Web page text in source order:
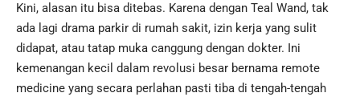
Kini, alasan itu bisa ditebas. Karena dengan Teal Wand, tak
ada lagi drama parkir di rumah sakit, izin kerja yang sulit
didapat, atau tatap muka canggung dengan dokter. Ini
kemenangan kecil dalam revolusi besar bernama remote
medicine yang secara perlahan pasti tiba di tengah-tengah